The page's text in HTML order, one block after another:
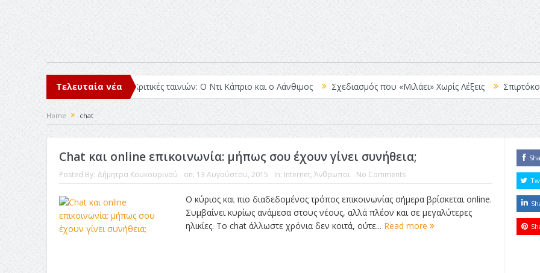
Τελευταία νέα
μέσα στο 2025 Κριτικές ταινιών: Ο Ντι Κάπριο και ο Λάνθιμος Σχεδιασμός που «Μιλάει» Χωρίς Λέξεις Σπιρτόκουτο: η
Home chat
Chat και online επικοινωνία: μήπως σου έχουν γίνει συνήθεια;
Posted By: Δήμητρα Κουκουρινού on: 13 Αυγούστου, 2015 In: Internet, Άνθρωποι No Comments
Ο κύριος και πιο διαδεδομένος τρόπος επικοινωνίας σήμερα βρίσκεται online.
Συμβαίνει κυρίως ανάμεσα στους νέους, αλλά πλέον και σε μεγαλύτερες
ηλικίες. Το chat άλλωστε χρόνια δεν κοιτά, ούτε... Read more